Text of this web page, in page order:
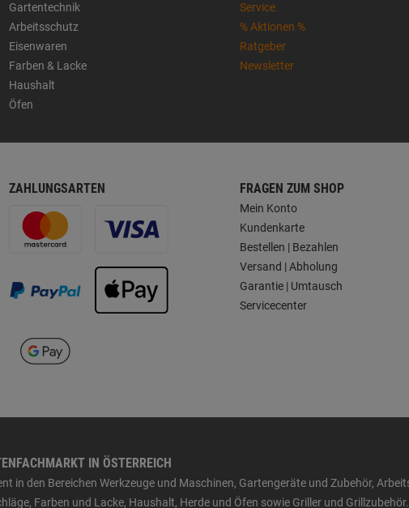
Gartentechnik
Arbeitsschutz
Eisenwaren
Farben & Lacke
Haushalt
Öfen
Service
% Aktionen %
Ratgeber
Newsletter
ZAHLUNGSARTEN FRAGEN ZUM SHOP
Mein Konto
Kundenkarte
Bestellen | Bezahlen
Versand | Abholung
Garantie | Umtausch
Servicecenter
IN ÖSTERREICH
in den Bereichen Werkzeuge und Maschinen, Gartengeräte und Zubehör,
Farben und Lacke, Haushalt, Herde und Öfen sowie Griller und